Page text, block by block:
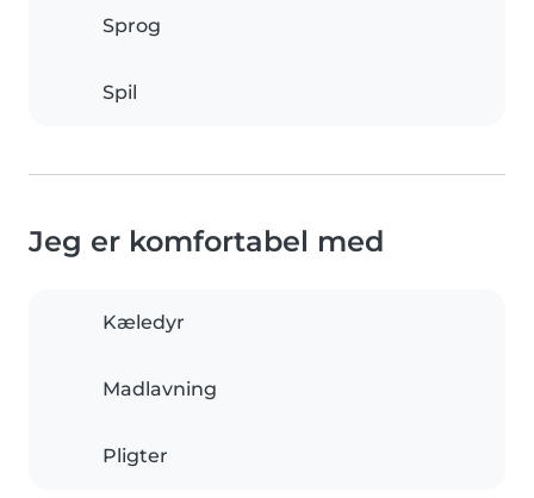
Sprog
Spil
Jeg er komfortabel med
Kæledyr
Madlavning
Pligter